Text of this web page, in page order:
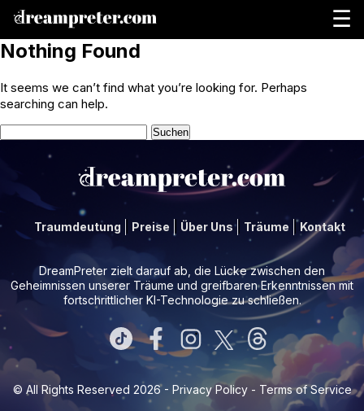
☰
Nothing Found
It seems we can’t find what you’re looking for. Perhaps
searching can help.
Suchen
nach:
Traumdeutung Preise Über Uns Träume Kontakt
DreamPreter zielt darauf ab, die Lücke zwischen den
Geheimnissen unserer Träume und greifbaren Erkenntnissen mit
fortschrittlicher KI-Technologie zu schließen.
© All Rights Reserved 2026 - Privacy Policy- Terms of Service